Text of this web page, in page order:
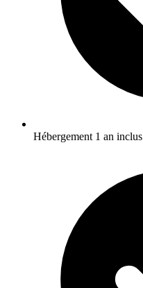
Hébergement 1 an inclus